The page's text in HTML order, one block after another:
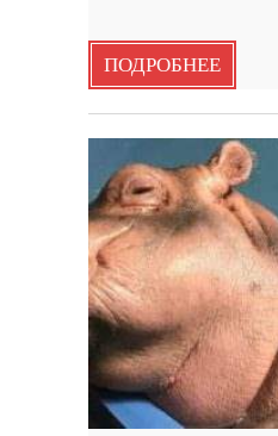
ПОДРОБНЕЕ